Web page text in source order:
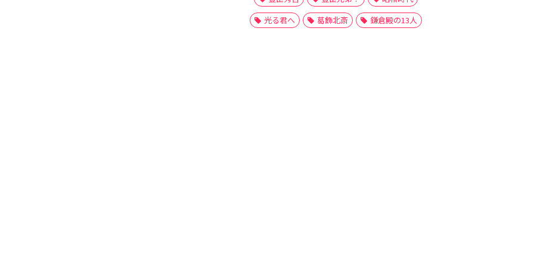
光る君へ
葛飾北斎 鎌倉殿の13人